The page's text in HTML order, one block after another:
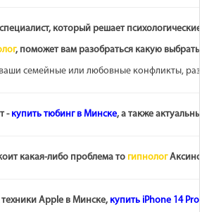
который решает психологические,
, поможет вам разобраться какую выбрать
семейные или любовные конфликты,
- купить тюбинг в Минске, а также актуальные и
какая-либо проблема то гипнологАксинович
Apple в Минске, купить iPhone 14 Pro Max